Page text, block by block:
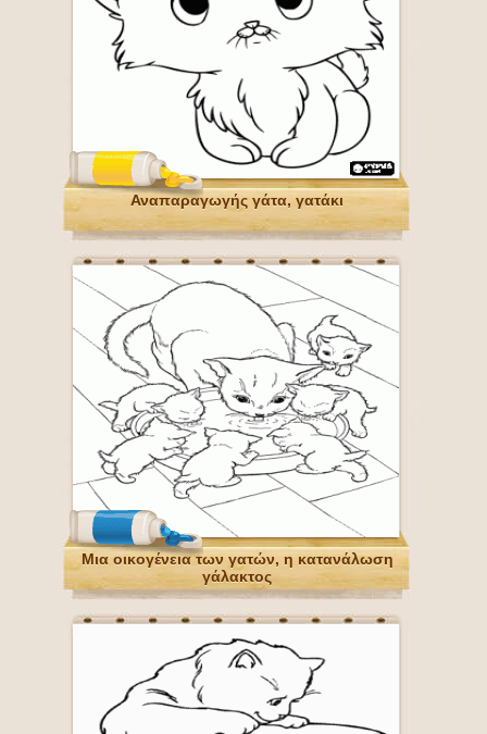
Αναπαραγωγής γάτα, γατάκι
Μια οικογένεια των γατών, η κατανάλωση
γάλακτος